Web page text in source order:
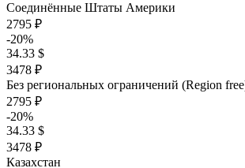
Соединённые Штаты Америки
2795 ₽
-20%
34.33 $
3478 ₽
Без региональных ограничений (Region
2795 ₽
-20%
34.33 $
3478 ₽
Казахстан